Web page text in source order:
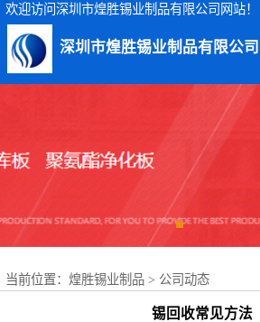
欢迎访问深圳市煌胜锡业制品有限公司网站！
深圳市煌胜锡业制品有限公司
当前位置： 煌胜锡业制品 > 公司动态
锡回收常见方法
回收锡条
回收锡膏
回收锡锭